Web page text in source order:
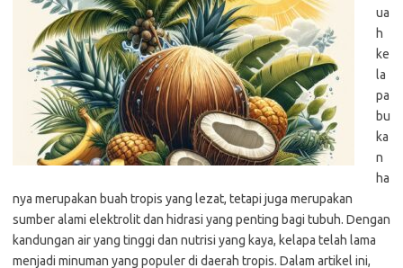
ua
h
ke
la
pa
bu
ka
n
ha
nya merupakan buah tropis yang lezat, tetapi juga merupakan
sumber alami elektrolit dan hidrasi yang penting bagi tubuh. Dengan
kandungan air yang tinggi dan nutrisi yang kaya, kelapa telah lama
menjadi minuman yang populer di daerah tropis. Dalam artikel ini,